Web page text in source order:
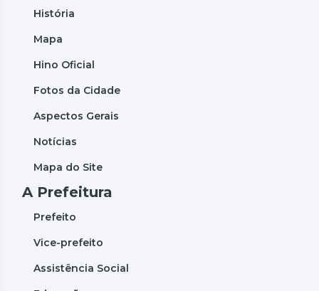
História
Mapa
Hino Oficial
Fotos da Cidade
Aspectos Gerais
Notícias
Mapa do Site
A Prefeitura
Prefeito
Vice-prefeito
Assistência Social